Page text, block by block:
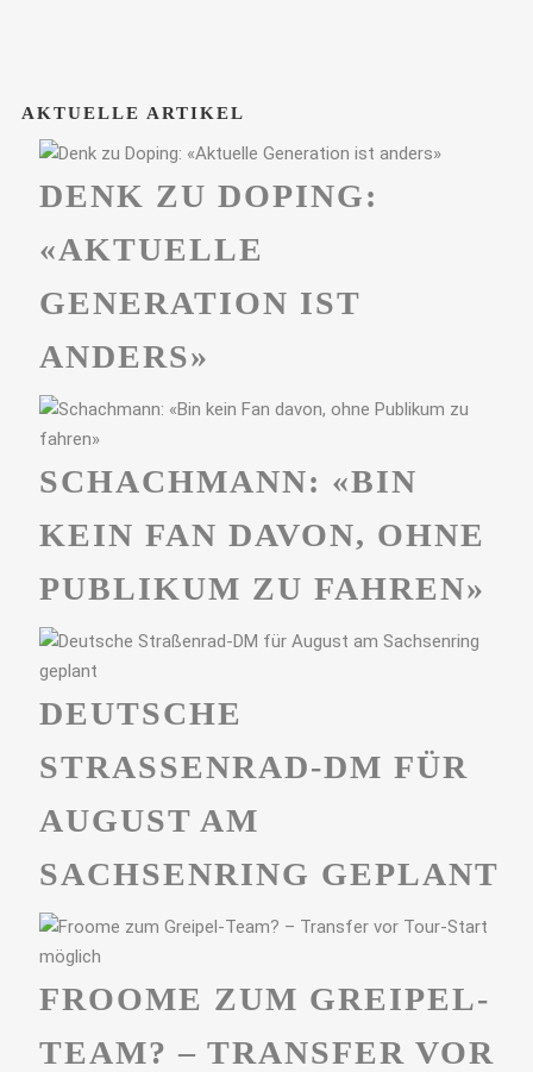
AKTUELLE ARTIKEL
DENK ZU DOPING:
«AKTUELLE
GENERATION IST
ANDERS»
SCHACHMANN: «BIN
KEIN FAN DAVON, OHNE
PUBLIKUM ZU FAHREN»
DEUTSCHE
STRASSENRAD-DM FÜR A
UGUST AM S
ACHSENRING GEPLANT
FROOME ZUM GREIPEL-
TEAM? – TRANSFER VOR